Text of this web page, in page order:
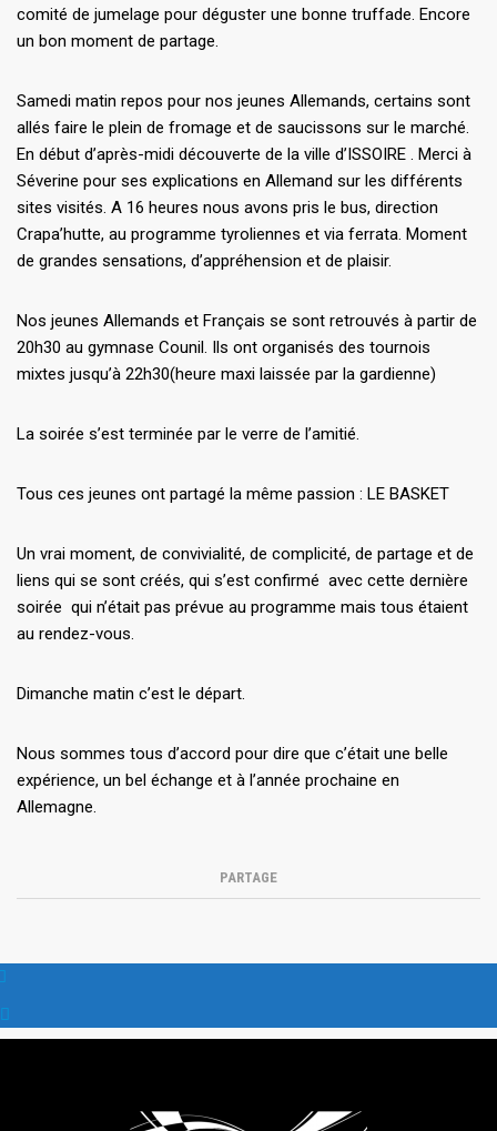
comité de jumelage pour déguster une bonne truffade. Encore
un bon moment de partage.
Samedi matin repos pour nos jeunes Allemands, certains sont
allés faire le plein de fromage et de saucissons sur le marché.
En début d’après-midi découverte de la ville d’ISSOIRE . Merci à
Séverine pour ses explications en Allemand sur les différents
sites visités. A 16 heures nous avons pris le bus, direction
Crapa’hutte, au programme tyroliennes et via ferrata. Moment
de grandes sensations, d’appréhension et de plaisir.
Nos jeunes Allemands et Français se sont retrouvés à partir de
20h30 au gymnase Counil. Ils ont organisés des tournois
mixtes jusqu’à 22h30(heure maxi laissée par la gardienne)
La soirée s’est terminée par le verre de l’amitié.
Tous ces jeunes ont partagé la même passion : LE BASKET
Un vrai moment, de convivialité, de complicité, de partage et de
liens qui se sont créés, qui s’est confirmé avec cette dernière
soirée qui n’était pas prévue au programme mais tous étaient
au rendez-vous.
Dimanche matin c’est le départ.
Nous sommes tous d’accord pour dire que c’était une belle
expérience, un bel échange et à l’année prochaine en
Allemagne.
PARTAGE